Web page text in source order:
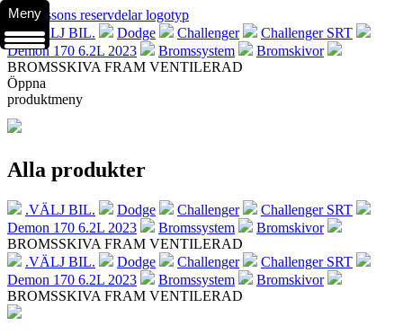
.VÄLJ BIL. Dodge Challenger
Challenger SRT
Demon 170 6.2L 2023
Bromssystem
Bromskivor
BROMSSKIVA FRAM VENTILERAD
Öppna
produktmeny
Alla produkter
.VÄLJ BIL. Dodge Challenger
Challenger SRT
Demon 170 6.2L 2023
Bromssystem
Bromskivor
BROMSSKIVA FRAM VENTILERAD
.VÄLJ BIL.
Dodge Challenger
Challenger SRT
Demon 170 6.2L 2023
Bromssystem
Bromskivor
BROMSSKIVA FRAM VENTILERAD
Meny